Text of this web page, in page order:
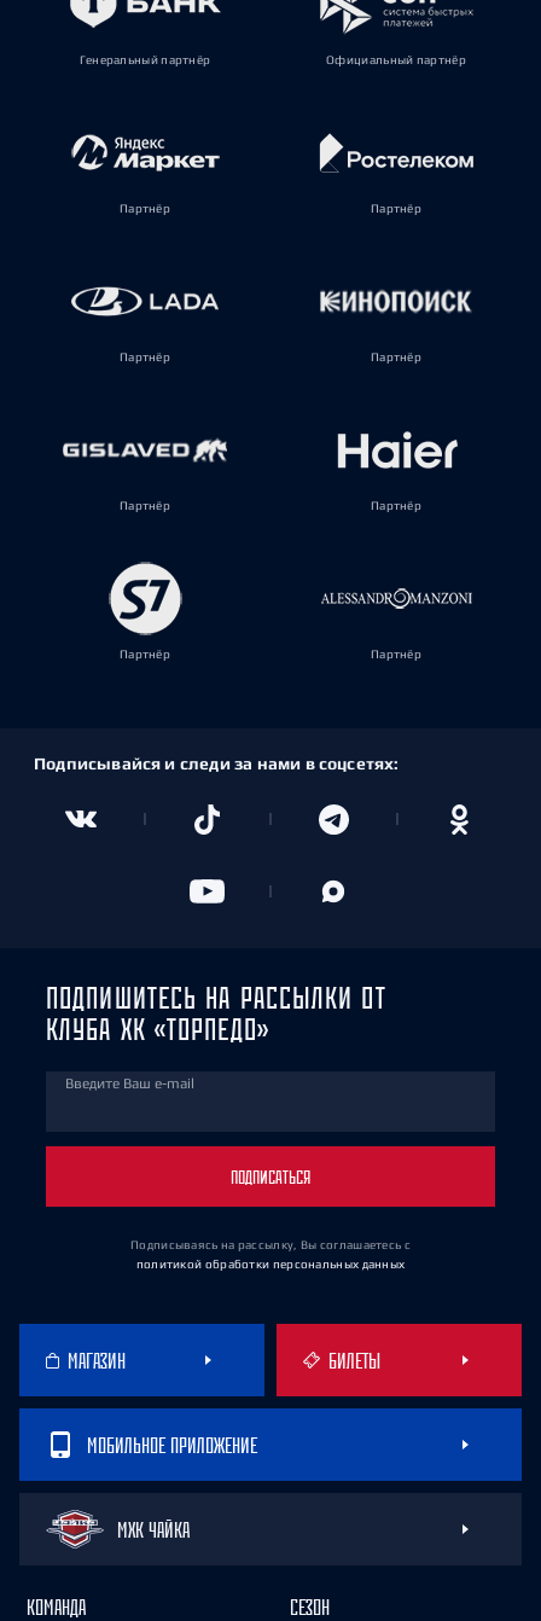
Генеральный партнёр Официальный партнёр
Партнёр Партнёр
Партнёр Партнёр
Партнёр Партнёр
Партнёр Партнёр
Подписывайся и следи за нами в соцсетях:
ПОДПИШИТЕСЬ НА РАССЫЛКИ ОТ
КЛУБА ХК «ТОРПЕДО»
Введите Ваш e-mail
ПОДПИСАТЬСЯ
Подписываясь на рассылку, Вы соглашаетесь с
политикой обработки персональных данных
МАГАЗИН БИЛЕТЫ
МОБИЛЬНОЕ ПРИЛОЖЕНИЕ
МХК ЧАЙКА
КОМАНДА СЕЗОН